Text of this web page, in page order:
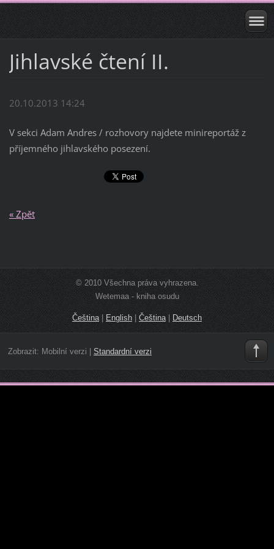
Jihlavské čtení II.
20.10.2013 14:24
V sekci Adam Andres / rozhovory najdete minireportáž z
příjemného jihlavského posezení.
« Zpět
© 2010 Všechna práva vyhrazena.
Wetemaa - kniha osudu
Čeština| English | Čeština | Deutsch
Zobrazit: Mobilní verzi Standardní verzi